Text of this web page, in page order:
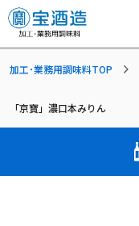
加工･業務用調味料TOP
「京寶」濃口本みりん